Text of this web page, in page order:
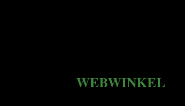
WEBWINKEL